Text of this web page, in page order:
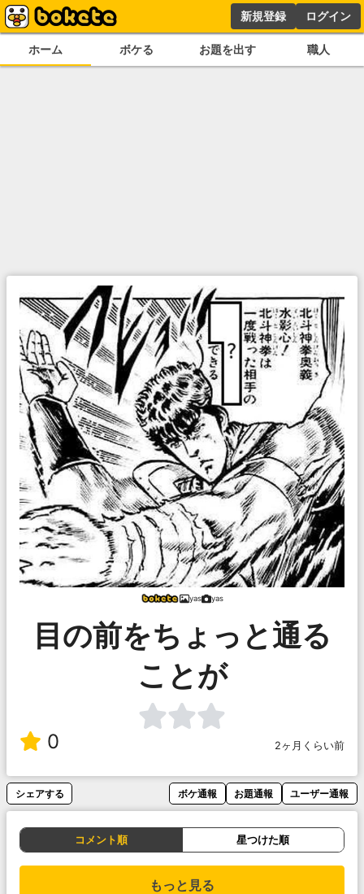
新規登録 ログイン
ホーム ボケる お題を出す 職人
yas yas
目の前をちょっと通る
ことが
0 2ヶ月くらい前
シェアする ボケ通報 お題通報 ユーザー通報
コメント順 星つけた順
もっと見る